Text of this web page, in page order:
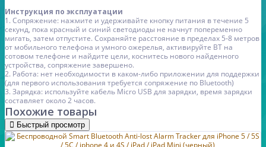
Инструкция по эксплуатации
1. Сопряжение: нажмите и удерживайте кнопку питания в течение 5
секунд, пока красный и синий светодиоды не начнут попеременно
мигать, затем отпустите. Сохраняйте расстояние в пределах 5-8 метров
от мобильного телефона и умного ожерелья, активируйте BT на
сотовом телефоне и найдите цели, коснитесь нового найденного
устройства, сопряжение завершено.
2. Работа: нет необходимости в каком-либо приложении для поддержки
(для первого использования требуется сопряжение по Bluetooth)
3. Зарядка: используйте кабель Micro USB для зарядки, время зарядки
составляет около 2 часов.
Похожие товары
Быстрый просмотр